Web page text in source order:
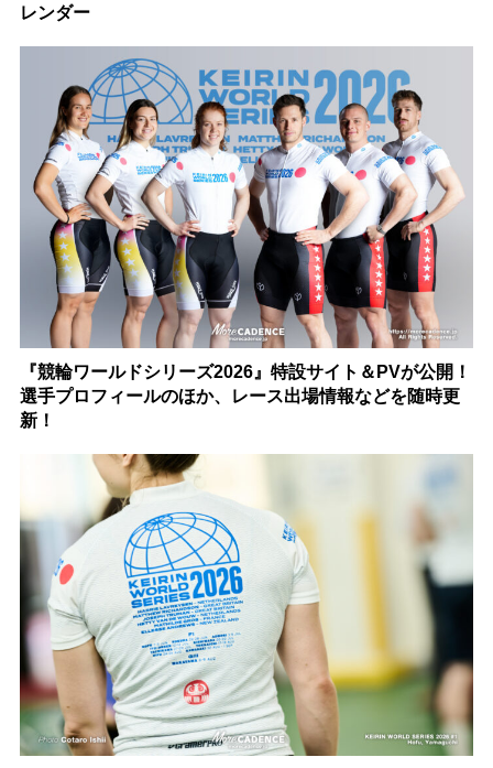
レンダー
『競輪ワールドシリーズ2026』特設サイト＆PVが公開！
選手プロフィールのほか、レース出場情報などを随時更
新！